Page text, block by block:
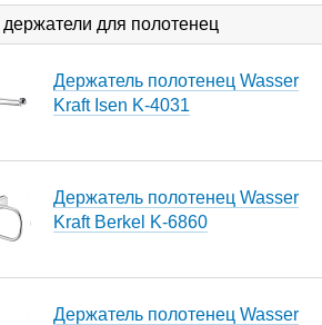
для полотенец
Держатель полотенец Wasser
Kraft Isen K-4031
Держатель полотенец Wasser
Kraft Berkel K-6860
Держатель полотенец Wasser